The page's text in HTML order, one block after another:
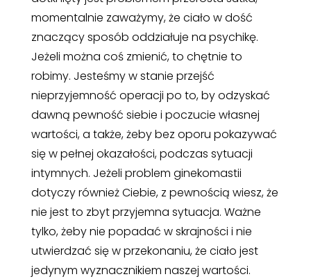
momentalnie zaważymy, że ciało w dość
znaczący sposób oddziałuje na psychikę.
Jeżeli można coś zmienić, to chętnie to
robimy. Jesteśmy w stanie przejść
nieprzyjemność operacji po to, by odzyskać
dawną pewność siebie i poczucie własnej
wartości, a także, żeby bez oporu pokazywać
się w pełnej okazałości, podczas sytuacji
intymnych. Jeżeli problem ginekomastii
dotyczy również Ciebie, z pewnością wiesz, że
nie jest to zbyt przyjemna sytuacja. Ważne
tylko, żeby nie popadać w skrajności i nie
utwierdzać się w przekonaniu, że ciało jest
jedynym wyznacznikiem naszej wartości.